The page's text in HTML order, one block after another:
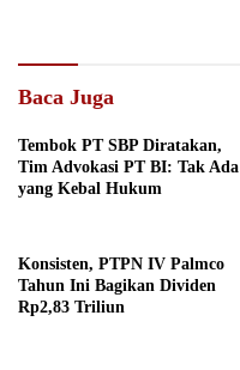
Baca Juga
Tembok PT SBP Diratakan,
Tim Advokasi PT BI: Tak Ada
yang Kebal Hukum
Konsisten, PTPN IV Palmco
Tahun Ini Bagikan Dividen
Rp2,83 Triliun